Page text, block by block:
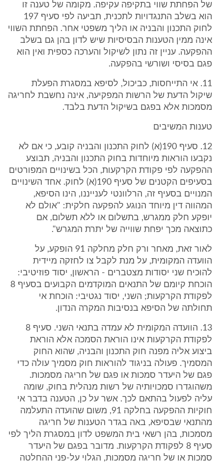
של הפחתת שווי בתקיפה עקיפה. מקומה של טענה זו
הוא בשלב התנגדויות לתכנית, תביעה לפי סעיף 197
לחוק התכנון והבניה או הליך משפטי אחר. הפחתת השווי
אינה ממין הטענות הבסיסיות שיש לדון בהן גם בשלב
ההפקעה. עניין זה נתון לשיקול והערכה כספית ואין הוא
פגם בסיסי ושורשי בהפקעה.
11. אי התייחסות, כביכול, לסיפא במסגרת הפעלת
שיקול הדעת של הרשות המפקיעה, אינה נחשבת לחריגה
מסמכות אלא בפגם בשיקול הדעת בלבד.
טענות המשיבים
12. סעיף 190(א) לחוק התכנון והבניה קובע, כי אם לא
נקבעו הוראות מיוחדות בחוק התכנון והבניה, תבוצע
ההפקעה לפי פקודת הקרקעות, הכל בשינויים המפורטים
בסעיפים הקטנים של סעיף 190(א) לחוק. אחד השינויים
המנויים בסעיף זה, הרלוונטי לענייננו, הינו הסיפא,
המהווה דין מיוחד הנוגע להפקעה חלקית: "אולם לא
יופקע חלק ממגרש, בתשלום או ללא תשלום, אם
כתוצאה מכך יפחת שווייה של יתרת המגרש".
לאור זאת, מאחר ורק חלק מחלקה 91 הופקע, על
הוועדה המקומית, על מנת לקבל צו לחזקה מיידית
להוכיח שני יסודות מצטברים - הראשון, יסוד פוזיטיבי:
הוכחת קיומם של התנאים המוקדמים הקבועים בסעיף 8
לפקודת הקרקעות; השני, יסוד נגטיבי: הוכחת אי
תחולתה של הסיפא בנסיבות המקרה הנדון.
13. הוועדה המקומית לא עמדה בתנאי השני. סעיף 8
לפקודת הקרקעות אינו הוראת הסמכה אלא הוראת
ביצוע אליה מפנה חוק התכנון והבניה, שהוא החוק
המסמיך. פעולה בניגוד להוראות חוק מסמיך עולה כדי
פגם של היעדר סמכות או פגם של חריגה מסמכות.
משהוגדרו סמכויותיה של רשות מנהלית בחוק, שומה
עליה לפעול בהתאם לכך. אשר על כן, הטענה בדבר אי
חוקיות ההפקעה בחלקה 91, משום שהועדה התעלמה
מהתנאי שבסיפא, באה בגדר הטענות של חריגה
מסמכות, בהן רשאי בית המשפט לדון במסגרת הליך לפי
סעיף 8 לפקודת הקרקעות. מדובר בפגם של היעדר
סמכות או של חריגה מסמכות, הגלוי על-פני ההחלטה